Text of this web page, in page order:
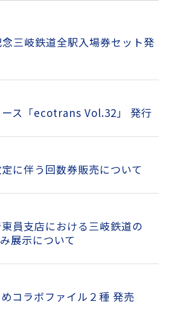
ース「ecotrans Vol.32」 発行
定に伴う回数券販売について
展示について
めコラボファイル２種 発売